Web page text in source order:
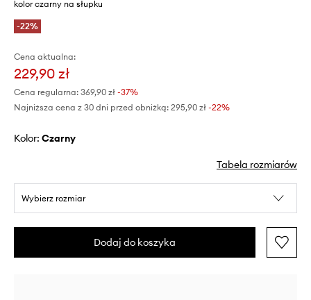
kolor czarny na słupku
-22%
Cena aktualna:
229,90 zł
Cena regularna: 369,90 zł -37%
Najniższa cena z 30 dni przed obniżką: 295,90 zł -22%
Kolor: czarny
Tabela rozmiarów
Wybierz rozmiar
Dodaj do koszyka